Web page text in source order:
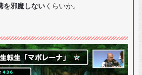
を邪魔しない くらいか。